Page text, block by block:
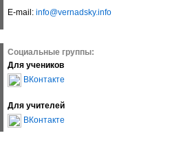
E-mail: info@vernadsky.info
Социальные группы:
Для учеников
ВКонтакте
Для учителей
ВКонтакте